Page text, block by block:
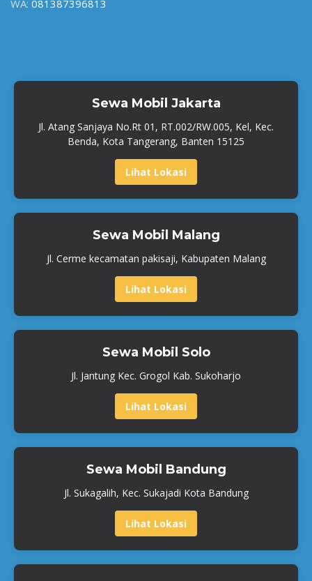
WA: 081387396813
Sewa Mobil Jakarta
Jl. Atang Sanjaya No.Rt 01, RT.002/RW.005, Kel, Kec.
Benda, Kota Tangerang, Banten 15125
Lihat Lokasi
Sewa Mobil Malang
Jl. Cerme kecamatan pakisaji, Kabupaten Malang
Lihat Lokasi
Sewa Mobil Solo
Jl. Jantung Kec. Grogol Kab. Sukoharjo
Lihat Lokasi
Sewa Mobil Bandung
Jl. Sukagalih, Kec. Sukajadi Kota Bandung
Lihat Lokasi